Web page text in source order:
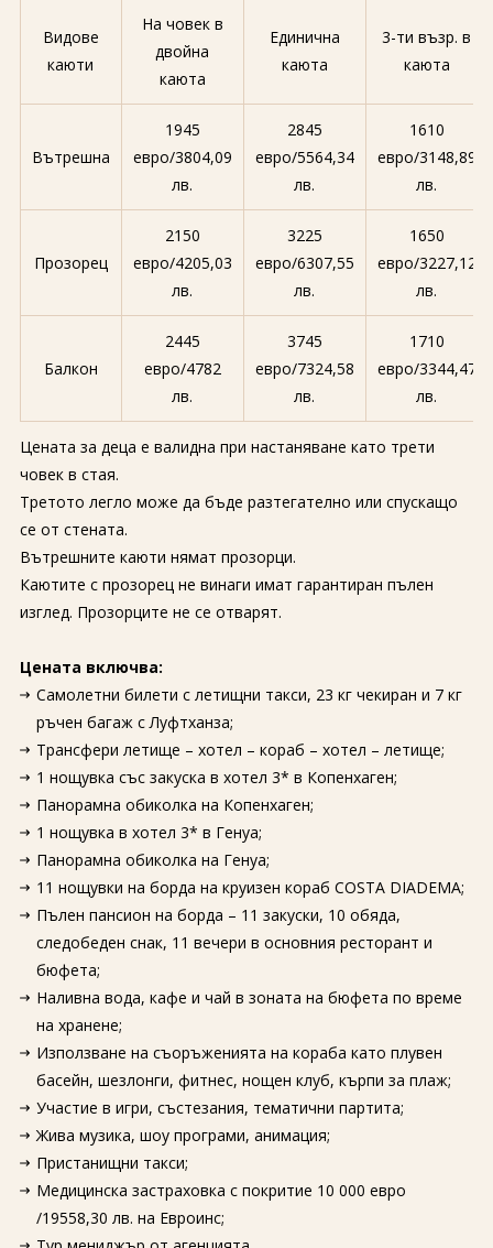
Видове
каюти
На човек в
двойна
каюта
Единична
каюта
3-ти възр. в
каюта
Вътрешна
1945
евро/3804,09
лв.
2845
евро/5564,34
лв.
1610
евро/3148,89
лв.
Прозорец
2150
евро/4205,03
лв.
3225
евро/6307,55
лв.
1650
евро/3227,12
лв.
Балкон
2445
евро/4782
лв.
3745
евро/7324,58
лв.
1710
евро/3344,47
лв.
Цената за деца е валидна при настаняване като трети
човек в стая.
Третото легло може да бъде разтегателно или спускащо
се от стената.
Вътрешните каюти нямат прозорци.
Каютите с прозорец не винаги имат гарантиран пълен
изглед. Прозорците не се отварят.
Цената включва:
Самолетни билети с летищни такси, 23 кг чекиран и 7 кг
ръчен багаж с Луфтханза;
Трансфери летище – хотел – кораб – хотел – летище;
1 нощувка със закуска в хотел 3* в Копенхаген;
Панорамна обиколка на Копенхаген;
1 нощувка в хотел 3* в Генуа;
Панорамна обиколка на Генуа;
11 нощувки на борда на круизен кораб COSTA DIADEMA;
Пълен пансион на борда – 11 закуски, 10 обяда,
следобеден снак, 11 вечери в основния ресторант и
бюфета;
Наливна вода, кафе и чай в зоната на бюфета по време
на хранене;
Използване на съоръженията на кораба като плувен
басейн, шезлонги, фитнес, нощен клуб, кърпи за плаж;
Участие в игри, състезания, тематични партита;
Жива музика, шоу програми, анимация;
Пристанищни такси;
Медицинска застраховка с покритие 10 000 евро
/19558,30 лв. на Евроинс;